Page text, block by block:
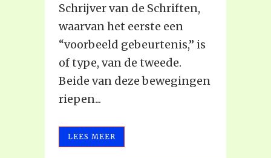
Schrijver van de Schriften,
waarvan het eerste een
“voorbeeld gebeurtenis,” is
of type, van de tweede.
Beide van deze bewegingen
riepen...
LEES MEER